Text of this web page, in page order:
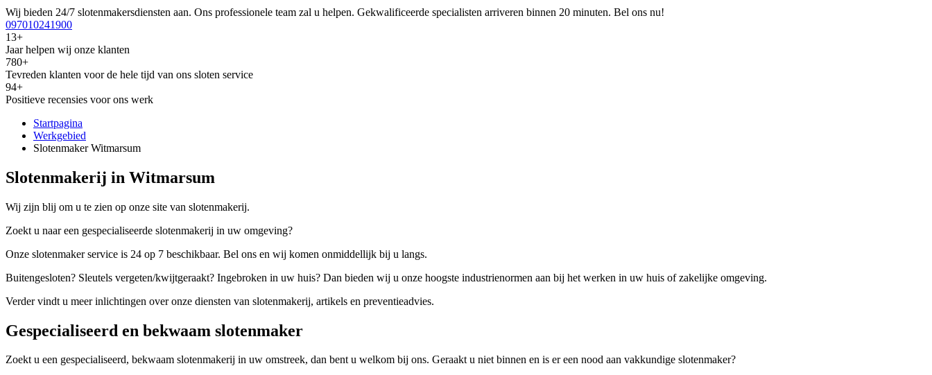
Wij bieden 24/7 slotenmakersdiensten aan. Ons professionele team zal u helpen. Gekwalificeerde specialisten arriveren binnen 20 minuten. Bel ons nu!
097010241900
13+
Jaar helpen wij onze klanten
780+
Tevreden klanten voor de hele tijd van ons sloten service
94+
Positieve recensies voor ons werk
Startpagina
Werkgebied
Slotenmaker Witmarsum
Slotenmakerij in Witmarsum
Wij zijn blij om u te zien op onze site van slotenmakerij.
Zoekt u naar een gespecialiseerde slotenmakerij in uw omgeving?
Onze slotenmaker service is 24 op 7 beschikbaar. Bel ons en wij komen onmiddellijk bij u langs.
Buitengesloten? Sleutels vergeten/kwijtgeraakt? Ingebroken in uw huis? Dan bieden wij u onze hoogste industrienormen aan bij het werken in uw huis of zakelijke omgeving.
Verder vindt u meer inlichtingen over onze diensten van slotenmakerij, artikels en preventieadvies.
Gespecialiseerd en bekwaam slotenmaker
Zoekt u een gespecialiseerd, bekwaam slotenmakerij in uw omstreek, dan bent u welkom bij ons. Geraakt u niet binnen en is er een nood aan vakkundige slotenmaker?